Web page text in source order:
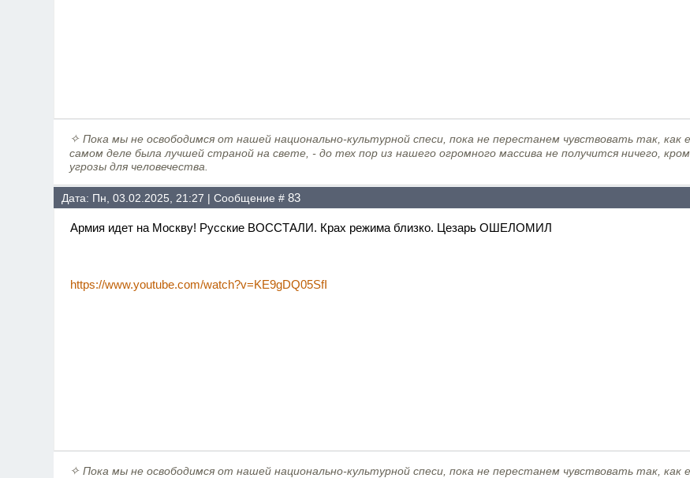
✧Пока мы не освободимся от нашей национально-культурной спеси, пока не перестанем чувствовать так, как
самом деле была лучшей страной на свете, - до тех пор из нашего огромного массива не получится ничего,
угрозы для человечества.
Дата: Пн, 03.02.2025, 21:27 | Сообщение #83
Армия идет на Москву! Русские ВОССТАЛИ. Крах режима близко. Цезарь ОШЕЛОМИЛ
https://www.youtube.com/watch?v=KE9gDQ05SfI
✧Пока мы не освободимся от нашей национально-культурной спеси, пока не перестанем чувствовать так, как